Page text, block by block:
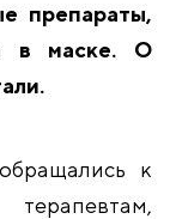
препараты,
в маске. О
к